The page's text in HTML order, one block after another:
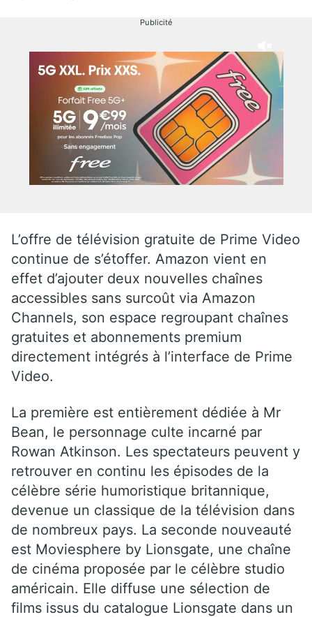
Publicité
L’offre de télévision gratuite de Prime Video
continue de s’étoffer. Amazon vient en
effet d’ajouter deux nouvelles chaînes
accessibles sans surcoût via Amazon
Channels, son espace regroupant chaînes
gratuites et abonnements premium
directement intégrés à l’interface de Prime
Video.
La première est entièrement dédiée à Mr
Bean, le personnage culte incarné par
Rowan Atkinson. Les spectateurs peuvent y
retrouver en continu les épisodes de la
célèbre série humoristique britannique,
devenue un classique de la télévision dans
de nombreux pays. La seconde nouveauté
est Moviesphere by Lionsgate, une chaîne
de cinéma proposée par le célèbre studio
américain. Elle diffuse une sélection de
films issus du catalogue Lionsgate dans un